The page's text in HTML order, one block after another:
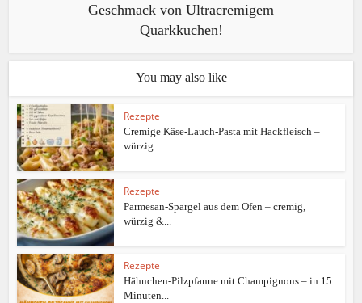
Geschmack von Ultracremigem
Quarkkuchen!
You may also like
Rezepte
Cremige Käse-Lauch-Pasta mit Hackfleisch –
würzig...
Rezepte
Parmesan-Spargel aus dem Ofen – cremig,
würzig &...
Rezepte
Hähnchen-Pilzpfanne mit Champignons – in 15
Minuten...